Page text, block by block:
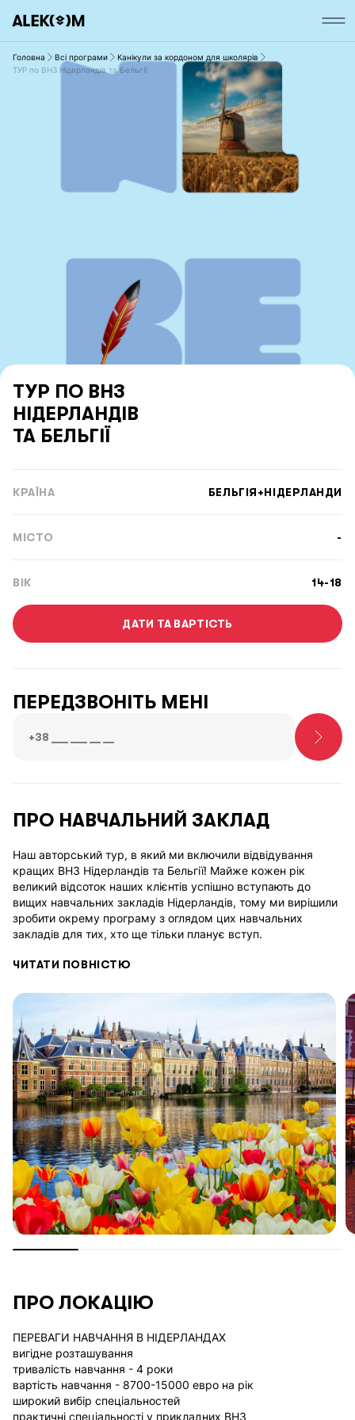
Головна Всі програми
Канікули за кордоном для школярів
ТУР по ВНЗ Нідерландів та Бельгії
ТУР ПО ВНЗ
НІДЕРЛАНДІВ
ТА БЕЛЬГІЇ
КРАЇНА БЕЛЬГІЯ+НІДЕРЛАНДИ
МІСТО -
ВІК 14-18
ДАТИ ТА ВAРТІСТЬ
ПЕРЕДЗВОНІТЬ МЕНІ
ПРО НАВЧАЛЬНИЙ ЗАКЛАД
Наш авторський тур, в який ми включили відвідування
кращих ВНЗ Нідерландів та Бельгії! Майже кожен рік
великий відсоток наших клієнтів успішно вступають до
вищих навчальних закладів Нідерландів, тому ми вирішили
зробити окрему програму з оглядом цих навчальних
закладів для тих, хто ще тільки планує вступ.
програми навчання кожного навчального закладу,
відвідують різноманітні корисні семінари та презентації, а
також ознайомлюються з інфраструктурою ВНЗ.
Великою перевагою є те, що групу везе консультант Alekom
Education з вищої освіти, який працює з кожною дитиною
окремо під час туру, та в подальшому буде
супроводжувати весь процес подачі документів до
обраних ВНЗ.
Вік:14+ років (без супроводу батьків)
Рекомендуємо дану програму тим, хто планує подальше
ЧИТАТИ ПОВНІСТЮ
ПРО ЛОКАЦІЮ
ПЕРЕВАГИ НАВЧАННЯ В НІДЕРЛАНДАХ
вигідне розташування
тривалість навчання - 4 роки
вартість навчання - 8700-15000 евро на рік
широкий вибір спеціальностей
практичні спеціальності у прикладних ВНЗ